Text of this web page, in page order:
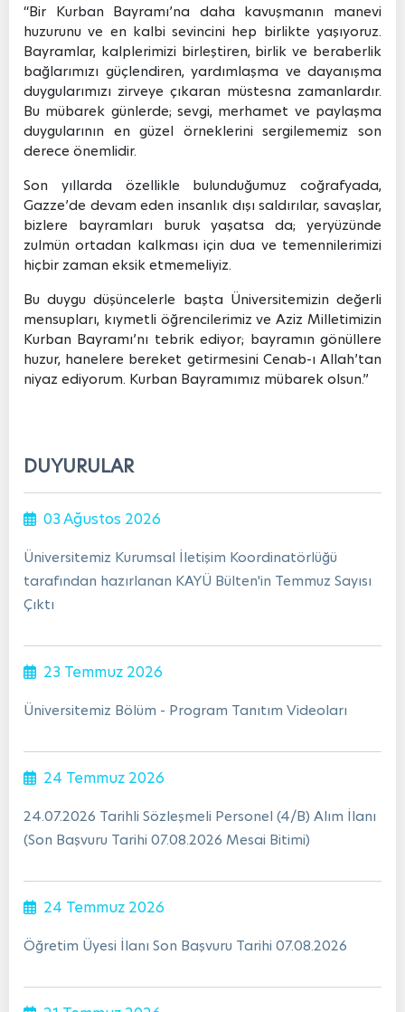
DUYURULAR
03 Ağustos 2026
Üniversitemiz Kurumsal İletişim Koordinatörlüğü
tarafından hazırlanan KAYÜ Bülten'in Temmuz Sayısı
Çıktı
23 Temmuz 2026
Üniversitemiz Bölüm - Program Tanıtım Videoları
24 Temmuz 2026
24.07.2026 Tarihli Sözleşmeli Personel (4/B) Alım İlanı
(Son Başvuru Tarihi 07.08.2026 Mesai Bitimi)
24 Temmuz 2026
Öğretim Üyesi İlanı Son Başvuru Tarihi 07.08.2026
“Bir Kurban Bayramı’na daha kavuşmanın manevi
huzurunu ve en kalbi sevincini hep birlikte yaşıyoruz.
Bayramlar, kalplerimizi birleştiren, birlik ve beraberlik
bağlarımızı güçlendiren, yardımlaşma ve dayanışma
duygularımızı zirveye çıkaran müstesna zamanlardır.
Bu mübarek günlerde; sevgi, merhamet ve paylaşma
duygularının en güzel örneklerini sergilememiz son
derece önemlidir.
Son yıllarda özellikle bulunduğumuz coğrafyada,
Gazze’de devam eden insanlık dışı saldırılar, savaşlar,
bizlere bayramları buruk yaşatsa da; yeryüzünde
zulmün ortadan kalkması için dua ve temennilerimizi
hiçbir zaman eksik etmemeliyiz.
Bu duygu düşüncelerle başta Üniversitemizin değerli
mensupları, kıymetli öğrencilerimiz ve Aziz Milletimizin
Kurban Bayramı’nı tebrik ediyor; bayramın gönüllere
huzur, hanelere bereket getirmesini Cenab-ı Allah’tan
niyaz ediyorum. Kurban Bayramımız mübarek olsun.”